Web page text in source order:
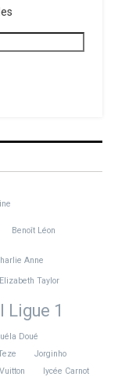
Benoît Léon
Anne
Elizabeth Taylor
1
Doué
Jorginho
lycée Carnot